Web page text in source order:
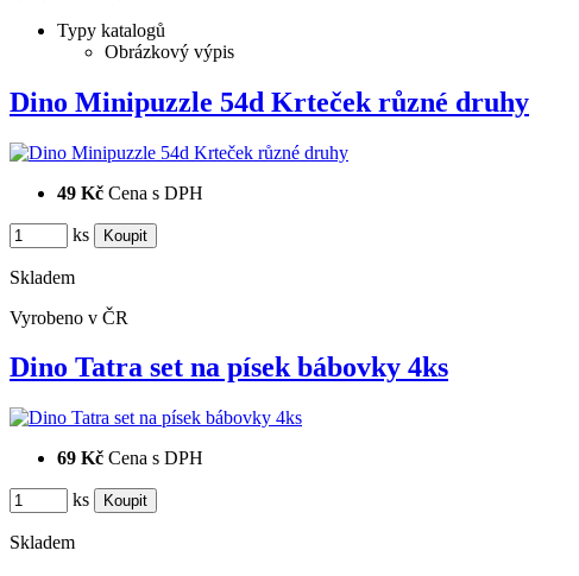
Typy katalogů
Obrázkový výpis
Dino Minipuzzle 54d Krteček různé druhy
49 Kč Cena s DPH
ks
Skladem
Vyrobeno v ČR
Dino Tatra set na písek bábovky 4ks
69 Kč Cena s DPH
ks
Skladem